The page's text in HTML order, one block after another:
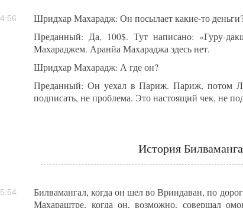
Шридхар Махарадж: Он посылает какие-то
Преданный: Да, 100$. Тут написано: «Гуру-
Махараджем. Аранйа Махараджа здесь нет.
Шридхар Махарадж: А где он?
Преданный: Он уехал в Париж. Париж, потом
подписать, не проблема. Это настоящий чек, не
История
Билвамангал, когда он шел во Вриндаван, по
Махараштре, когда он, возможно, совершал